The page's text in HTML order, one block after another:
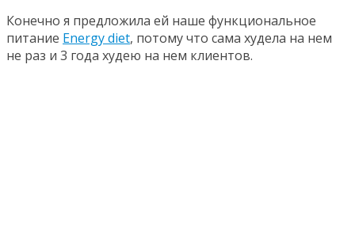
Конечно я предложила ей наше функциональное
питание Energy diet, потому что сама худела на нем
не раз и 3 года худею на нем клиентов.